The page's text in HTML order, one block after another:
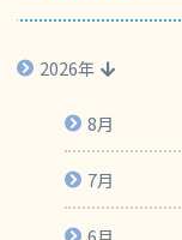
2026年
8月
7月